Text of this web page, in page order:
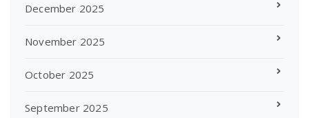
December 2025
November 2025
October 2025
September 2025